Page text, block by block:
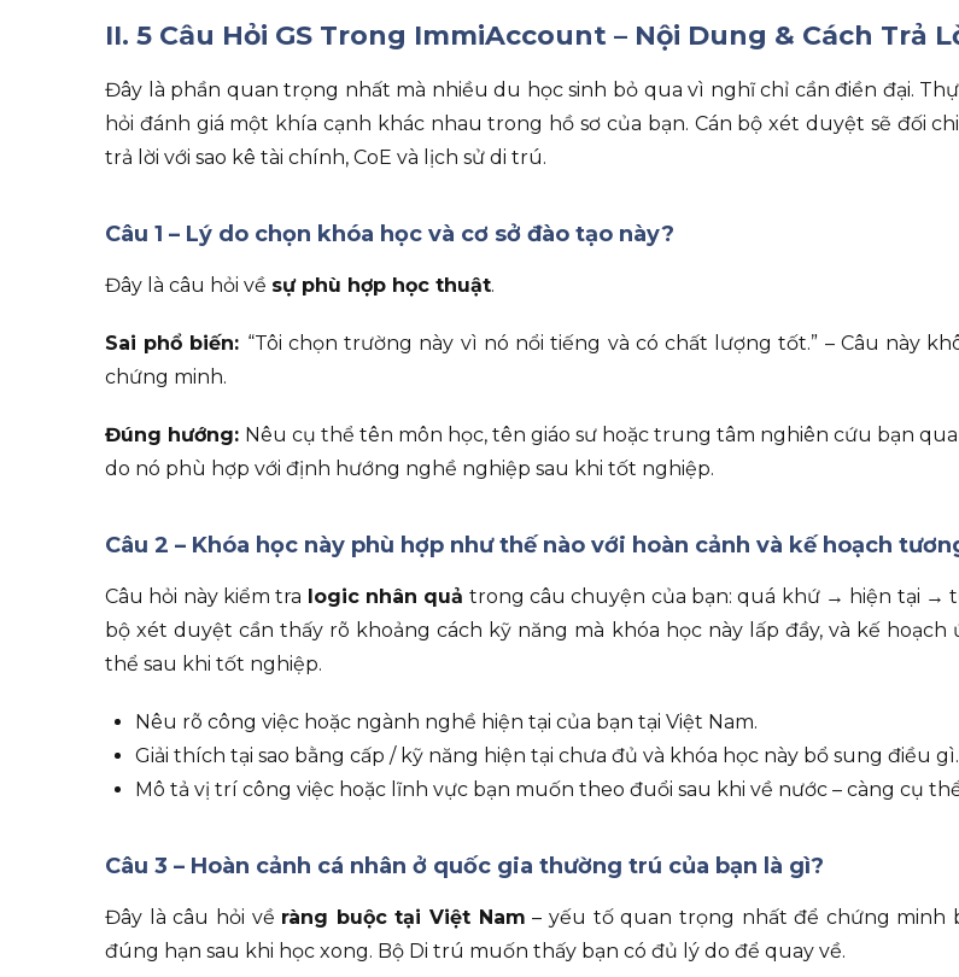
II. 5 Câu Hỏi GS Trong ImmiAccount – Nội Dung & Cách Trả
Đây là phần quan trọng nhất mà nhiều du học sinh bỏ qua vì nghĩ chỉ cần điền đại.
hỏi đánh giá một khía cạnh khác nhau trong hồ sơ của bạn. Cán bộ xét duyệt sẽ đối
trả lời với sao kê tài chính, CoE và lịch sử di trú.
Câu 1 – Lý do chọn khóa học và cơ sở đào tạo này?
Đây là câu hỏi về sự phù hợp học thuật.
Sai phổ biến: “Tôi chọn trường này vì nó nổi tiếng và có chất lượng tốt.” – Câu này
chứng minh.
Đúng hướng: Nêu cụ thể tên môn học, tên giáo sư hoặc trung tâm nghiên cứu bạn
do nó phù hợp với định hướng nghề nghiệp sau khi tốt nghiệp.
Câu 2 – Khóa học này phù hợp như thế nào với hoàn cảnh và kế hoạch
Câu hỏi này kiểm tra logic nhân quả trong câu chuyện của bạn: quá khứ → hiện tại →
bộ xét duyệt cần thấy rõ khoảng cách kỹ năng mà khóa học này lấp đầy, và kế hoạch
thể sau khi tốt nghiệp.
Nêu rõ công việc hoặc ngành nghề hiện tại của bạn tại Việt Nam.
Giải thích tại sao bằng cấp / kỹ năng hiện tại chưa đủ và khóa học này bổ sung điều gì.
Mô tả vị trí công việc hoặc lĩnh vực bạn muốn theo đuổi sau khi về nước – càng cụ
Câu 3 – Hoàn cảnh cá nhân ở quốc gia thường trú của bạn là gì?
Đây là câu hỏi về ràng buộc tại Việt Nam – yếu tố quan trọng nhất để chứng minh
đúng hạn sau khi học xong. Bộ Di trú muốn thấy bạn có đủ lý do để quay về.